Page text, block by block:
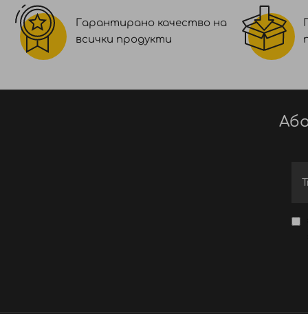
Гарантирано качество на
всички продукти